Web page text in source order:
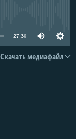
27:30
Скачать медиафайл